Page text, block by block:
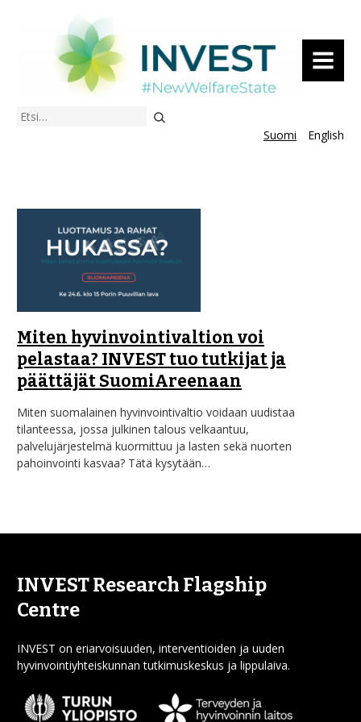
VALIKKO
Etsi
Suomi
English
Miten hyvinvointivaltion voi
pelastaa? INVEST tuo tutkijat ja
päättäjät SuomiAreenaan
Miten suomalainen hyvinvointivaltio voidaan uudistaa
tilanteessa, jossa julkinen talous velkaantuu,
palvelujärjestelmä kuormittuu ja lasten sekä nuorten
pahoinvointi kasvaa? Tätä kysytään…
INVEST Research Flagship
Centre
INVEST on eriarvoisuuden, interventioiden ja uuden
hyvinvointiyhteiskunnan tutkimuskeskus ja lippulaiva.